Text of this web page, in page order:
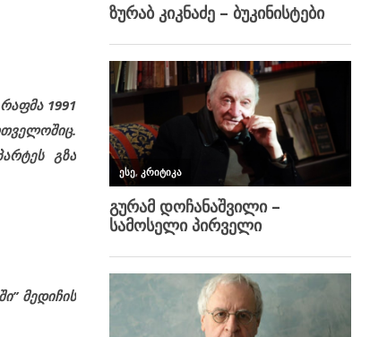
1991
გზა
მედიჩის